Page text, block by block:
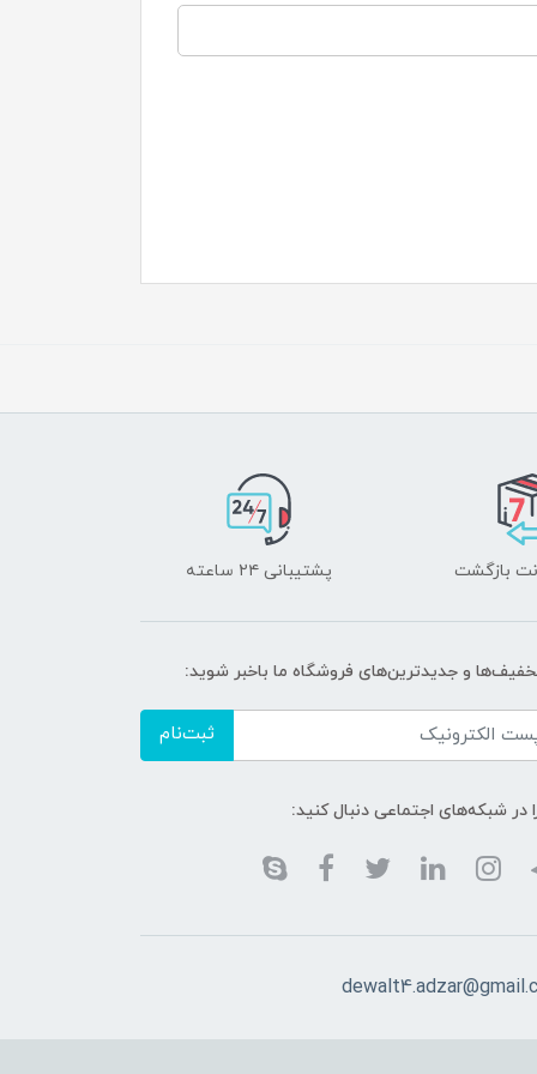
پشتیبانی ۲۴ ساعته
و جدیدترین‌های فروشگاه ما باخبر شوید:
ثبت‌نام
در شبکه‌های اجتماعی دنبال کنید: